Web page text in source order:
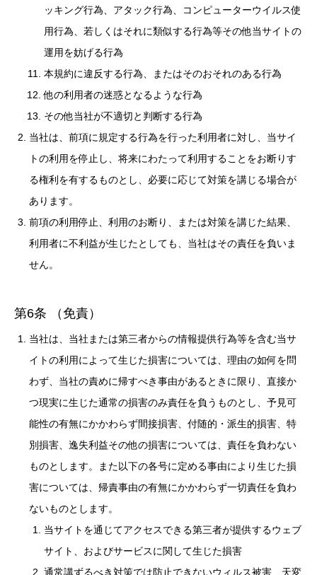
ッキング行為、アタック行為、コンピューターウイルス使
用行為、若しくはそれに類似する行為等その他当サイトの
運用を妨げる行為
本規約に違反する行為、またはそのおそれのある行為
他の利用者の迷惑となるような行為
その他当社が不適切と判断する行為
当社は、前項に規定する行為を行った利用者に対し、当サイ
トの利用を停止し、将来にわたって利用することをお断りす
る権利を有するものとし、必要に応じて対策を講じる場合が
あります。
前項の利用停止、利用のお断り、または対策を講じた結果、
利用者に不利益が生じたとしても、当社はその責任を負いま
せん。
第6条 （免責）
当社は、当社または第三者からの情報提供行為等を含む当サ
イトの利用によって生じた損害については、理由の如何を問
わず、当社の責めに帰すべき事由があるときに限り、直接か
つ現実に生じた通常の損害のみ責任を負うものとし、予見可
能性の有無にかかわらず間接損害、付随的・派生的損害、特
別損害、逸失利益その他の損害については、責任を負わない
ものとします。また以下の各号に定める事由により生じた損
害については、帰責事由の有無にかかわらず一切責任を負わ
ないものとします。
当サイトを通じてアクセスできる第三者が提供するウェブ
サイト、およびサービスに関して生じた損害
通常講ずるべき対策では防止できないウィルス被害、天変